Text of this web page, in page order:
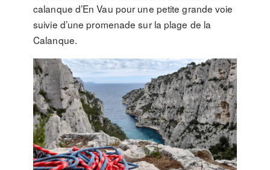
calanque d’En Vau pour une petite grande voie
suivie d’une promenade sur la plage de la
Calanque.